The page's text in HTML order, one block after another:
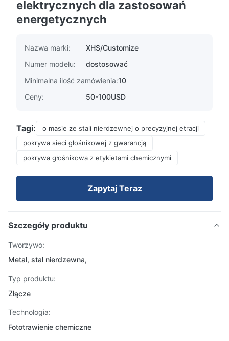
elektrycznych dla zastosowań
energetycznych
Nazwa marki:
XHS/Customize
Numer modelu:
dostosować
Minimalna ilość zamówienia:10
Ceny:
50-100USD
Tagi:
o masie ze stali nierdzewnej o precyzyjnej etracji
pokrywa sieci głośnikowej z gwarancją
pokrywa głośnikowa z etykietami chemicznymi
Zapytaj Teraz
Szczegóły produktu
Tworzywo:
Metal, stal nierdzewna,
Typ produktu:
Złącze
Technologia:
Fototrawienie chemiczne